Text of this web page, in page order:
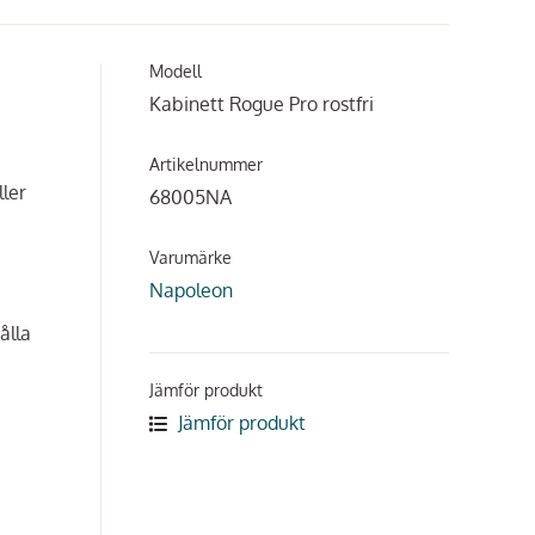
Modell
Kabinett Rogue Pro rostfri
Artikelnummer
68005NA
Varumärke
Napoleon
Jämför produkt
Jämför produkt